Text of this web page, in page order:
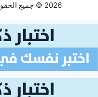
2026 © جميع الحقوق محفوظة أكاديمية نيرونت